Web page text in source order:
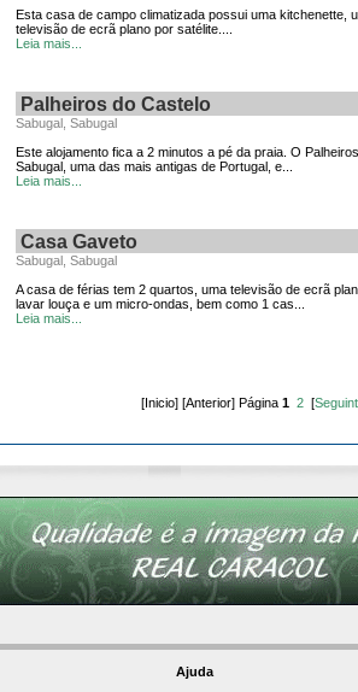
Esta casa de campo climatizada possui uma kitchenette,
televisão de ecrã plano por satélite....
Leia mais...
Palheiros do Castelo
Sabugal, Sabugal
Este alojamento fica a 2 minutos a pé da praia. O
Sabugal, uma das mais antigas de Portugal, e...
Leia mais...
Casa Gaveto
Sabugal, Sabugal
A casa de férias tem 2 quartos, uma televisão de ecrã
lavar louça e um micro-ondas, bem como 1 cas...
Leia mais...
[Inicio] [Anterior] Página 1 2[
Ajuda